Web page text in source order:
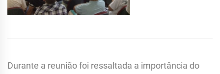
Durante a reunião foi ressaltada a importância do